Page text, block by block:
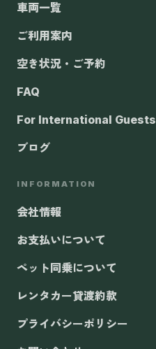
車両一覧
ご利用案内
空き状況・ご予約
FAQ
For International Guests
ブログ
INFORMATION
会社情報
お支払いについて
ペット同乗について
レンタカー貸渡約款
プライバシーポリシー